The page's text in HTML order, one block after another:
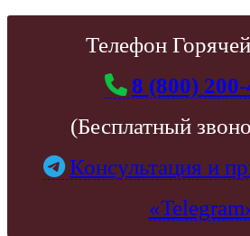
Телефон
8 (800)
(Бесплатный
Консультация и